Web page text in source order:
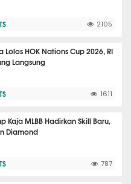
2105
Lolos HOK Nations Cup 2026, RI
Langsung
1611
Kaja MLBB Hadirkan Skill Baru,
Diamond
787